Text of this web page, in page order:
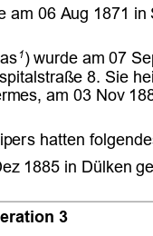

